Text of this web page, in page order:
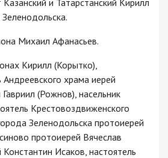
Михаил Афанасьев.
Кирилл (Корытко),
храма иерей
(Рожнов), насельник
Крестовоздвиженского
Зеленодольска протоиерей
протоиерей Вячеслав
Исаков, настоятель